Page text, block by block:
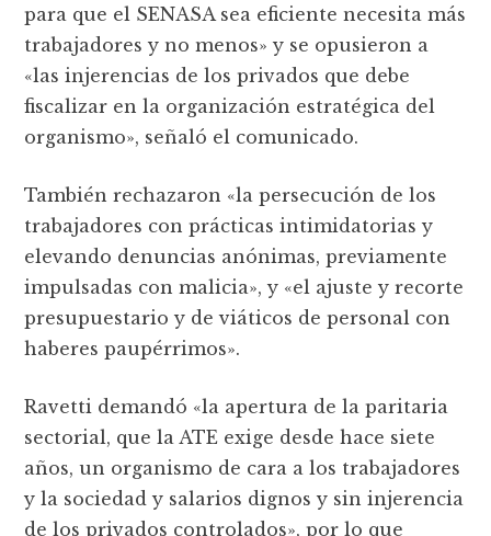
para que el SENASA sea eficiente necesita más
trabajadores y no menos» y se opusieron a
«las injerencias de los privados que debe
fiscalizar en la organización estratégica del
organismo», señaló el comunicado.
También rechazaron «la persecución de los
trabajadores con prácticas intimidatorias y
elevando denuncias anónimas, previamente
impulsadas con malicia», y «el ajuste y recorte
presupuestario y de viáticos de personal con
haberes paupérrimos».
Ravetti demandó «la apertura de la paritaria
sectorial, que la ATE exige desde hace siete
años, un organismo de cara a los trabajadores
y la sociedad y salarios dignos y sin injerencia
de los privados controlados», por lo que